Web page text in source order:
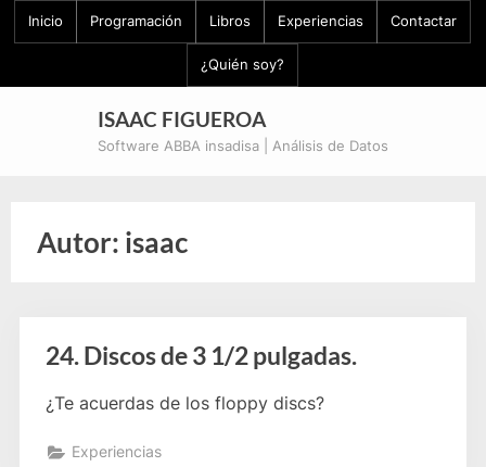
Skip
to
Inicio Programación Libros Experiencias Contactar
¿Quién soy?
ISAAC FIGUEROA
Software ABBA insadisa | Análisis de Datos
Autor: isaac
24. Discos de 3 1/2 pulgadas.
¿Te acuerdas de los floppy discs?
Experiencias